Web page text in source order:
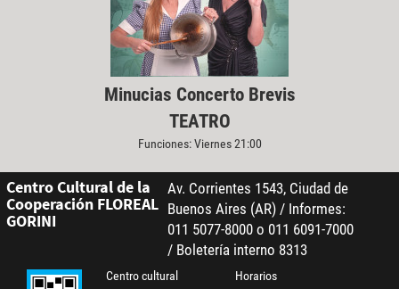
Minucias Concerto Brevis
TEATRO
Funciones: Viernes 21:00
Centro Cultural de la
Cooperación FLOREAL
GORINI
Av. Corrientes 1543, Ciudad de
Buenos Aires (AR) / Informes:
011 5077-8000 o 011 6091-7000
/ Boletería interno 8313
Centro cultural Horarios